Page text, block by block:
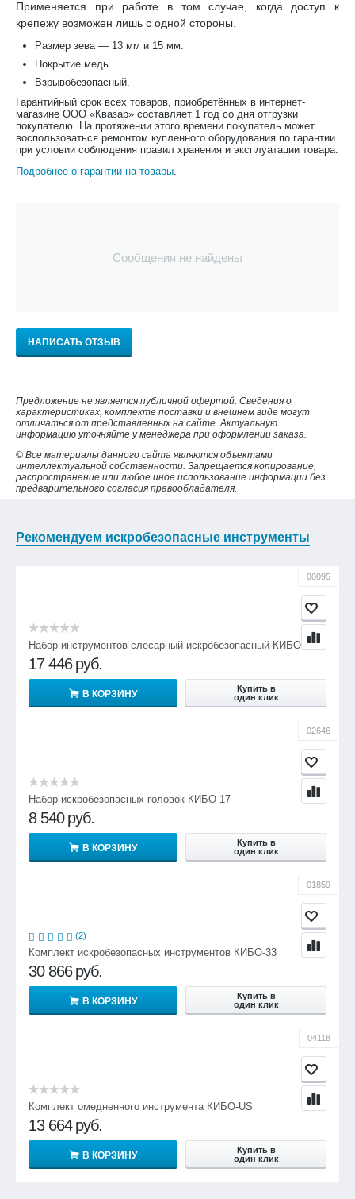
Применяется при работе в том случае, когда доступ к
крепежу возможен лишь с одной стороны.
Размер зева — 13 мм и 15 мм.
Покрытие медь.
Взрывобезопасный.
Гарантийный срок всех товаров, приобретённых в интернет-
магазине ООО «Квазар» составляет 1 год со дня отгрузки
покупателю. На протяжении этого времени покупатель может
воспользоваться ремонтом купленного оборудования по гарантии
при условии соблюдения правил хранения и эксплуатации товара.
Подробнее о гарантии на товары.
Сообщения не найдены
НАПИСАТЬ ОТЗЫВ
Предложение не является публичной офертой. Сведения о
характеристиках, комплекте поставки и внешнем виде могут
отличаться от представленных на сайте. Актуальную
информацию уточняйте у менеджера при оформлении заказа.
© Все материалы данного сайта являются объектами
интеллектуальной собственности. Запрещается копирование,
распространение или любое иное использование информации без
предварительного согласия правообладателя.
Рекомендуем искробезопасные инструменты
00095
Набор инструментов слесарный искробезопасный КИБО-18
17 446 руб.
В КОРЗИНУ
Купить в
один клик
02646
Набор искробезопасных головок КИБО-17
8 540 руб.
В КОРЗИНУ
Купить в
один клик
01859
(2)
Комплект искробезопасных инструментов КИБО-33
30 866 руб.
В КОРЗИНУ
Купить в
один клик
04118
Комплект омедненного инструмента КИБО-US
13 664 руб.
В КОРЗИНУ
Купить в
один клик